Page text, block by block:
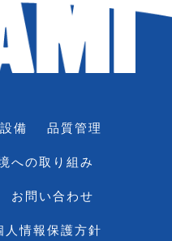
備 品質管理
への取り組み
お問い合わせ
人情報保護方針